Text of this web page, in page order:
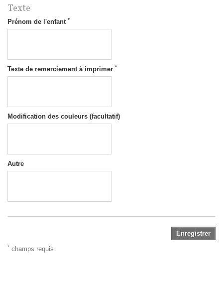
Texte
Prénom de l'enfant *
Texte de remerciement à imprimer *
Modification des couleurs (facultatif)
Autre
Enregistrer
* champs requis